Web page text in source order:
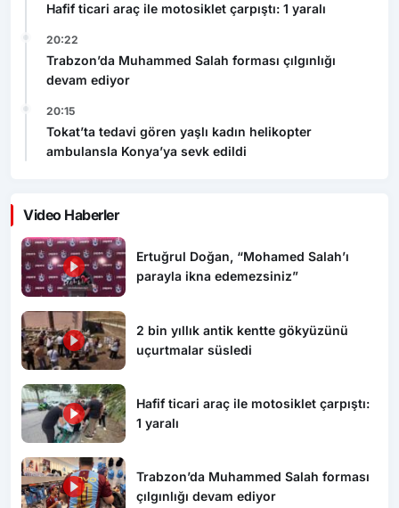
Hafif ticari araç ile motosiklet çarpıştı: 1 yaralı
20:22
Trabzon’da Muhammed Salah forması çılgınlığı
devam ediyor
20:15
Tokat’ta tedavi gören yaşlı kadın helikopter
ambulansla Konya’ya sevk edildi
Video Haberler
Ertuğrul Doğan, “Mohamed Salah’ı
parayla ikna edemezsiniz”
2 bin yıllık antik kentte gökyüzünü
uçurtmalar süsledi
Hafif ticari araç ile motosiklet çarpıştı:
1 yaralı
Trabzon’da Muhammed Salah forması
çılgınlığı devam ediyor